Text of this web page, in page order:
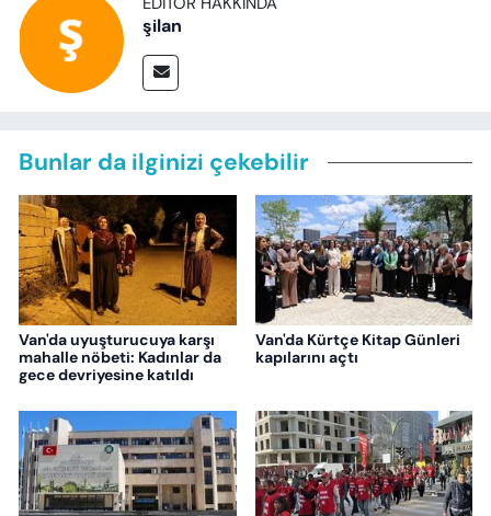
şilan
Bunlar da ilginizi çekebilir
Van'da uyuşturucuya karşı
mahalle nöbeti: Kadınlar da
gece devriyesine katıldı
Van'da Kürtçe Kitap Günleri
kapılarını açtı